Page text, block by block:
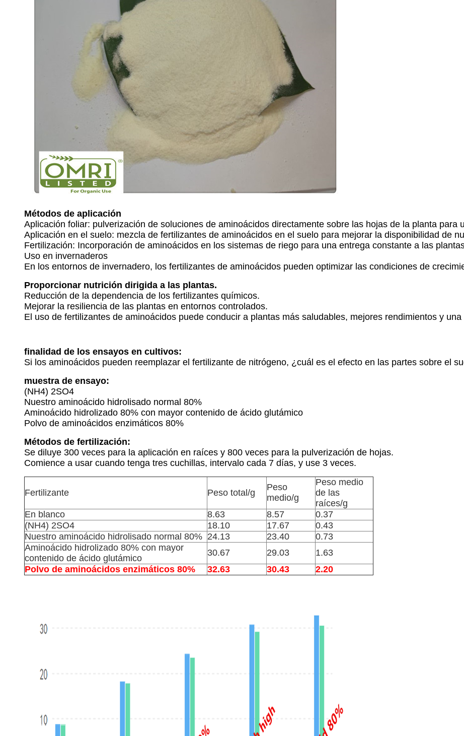
Métodos de aplicación
Aplicación foliar: pulverización de soluciones de aminoácidos directamente sobre las hojas de la planta para
Aplicación en el suelo: mezcla de fertilizantes de aminoácidos en el suelo para mejorar la disponibilidad de
Fertilización: Incorporación de aminoácidos en los sistemas de riego para una entrega constante a las
Uso en invernaderos
En los entornos de invernadero, los fertilizantes de aminoácidos pueden optimizar las condiciones de
Proporcionar nutrición dirigida a las plantas.
Reducción de la dependencia de los fertilizantes químicos.
Mejorar la resiliencia de las plantas en entornos controlados.
El uso de fertilizantes de aminoácidos puede conducir a plantas más saludables, mejores rendimientos y
finalidad de los ensayos en cultivos:
Si los aminoácidos pueden reemplazar el fertilizante de nitrógeno, ¿cuál es el efecto en las partes sobre el
muestra de ensayo:
(NH4) 2SO4
Nuestro aminoácido hidrolisado normal 80%
Aminoácido hidrolizado 80% con mayor contenido de ácido glutámico
Polvo de aminoácidos enzimáticos 80%
Métodos de fertilización:
Se diluye 300 veces para la aplicación en raíces y 800 veces para la pulverización de hojas.
Comience a usar cuando tenga tres cuchillas, intervalo cada 7 días, y use 3 veces.
Fertilizante Peso total/g
Peso
medio/g
Peso medio
de las
raíces/g
En blanco
8.63 8.57
0.37
(NH4) 2SO4
18.10 17.67
0.43
Nuestro aminoácido hidrolisado normal 80% 24.13 23.40
0.73
Aminoácido hidrolizado 80% con mayor
contenido de ácido glutámico
30.67 29.03
1.63
Polvo de aminoácidos enzimáticos 80%
32.63 30.43 2.20